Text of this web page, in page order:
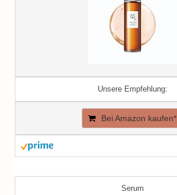
Unsere Empfehlung:
Bei Amazon kaufen*
Serum